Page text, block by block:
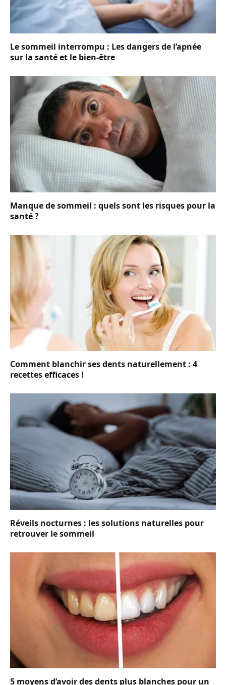
Le sommeil interrompu : Les dangers de l’apnée
sur la santé et le bien-être
Manque de sommeil : quels sont les risques pour la
santé ?
Comment blanchir ses dents naturellement : 4
recettes efficaces !
Réveils nocturnes : les solutions naturelles pour
retrouver le sommeil
5 moyens d’avoir des dents plus blanches pour un